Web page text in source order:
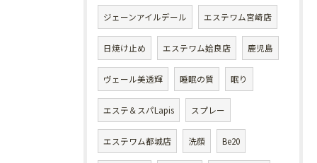
ジェーンアイルデール エステワム宮崎店
日焼け止め エステワム姶良店 鹿児島
ヴェール美透輝 睡眠の質 眠り
エステ＆スパLapis スプレー
エステワム都城店 洗顔 Be20